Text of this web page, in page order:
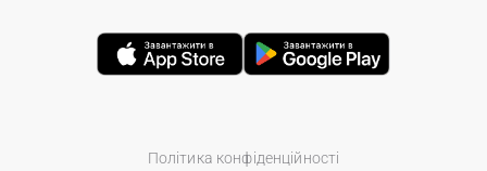
Політика конфіденційності